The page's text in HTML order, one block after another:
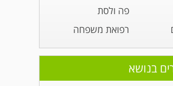
פה ולסת
רפואת משפחה
בנושא